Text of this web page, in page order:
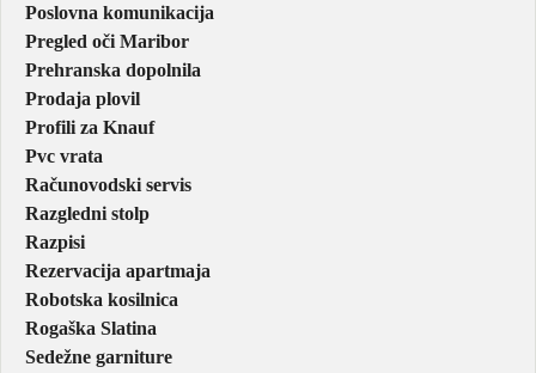
Poslovna komunikacija
Pregled oči Maribor
Prehranska dopolnila
Prodaja plovil
Profili za Knauf
Pvc vrata
Računovodski servis
Razgledni stolp
Razpisi
Rezervacija apartmaja
Robotska kosilnica
Rogaška Slatina
Sedežne garniture